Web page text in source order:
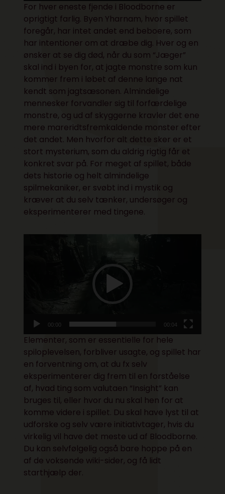
For hver eneste fjende i Bloodborne er
oprigtigt farlig. Byen Yharnam, hvor spillet
foregår, har intet andet end beboere, som
har intentioner om at dræbe dig. Hver og en
ønsker at se dig død, når du som “Jæger”
skal ind i byen for, at jagte monstre som kun
kommer frem i løbet af denne lange nat
kendt som jagtsæsonen. Almindelige
mennesker forvandler sig til forfærdelige
monstre, og ud af skyggerne kravler det ene
mere mareridtsfremkaldende monster efter
det andet. Men hvorfor alt dette sker er et
stort mysterium, som du aldrig rigtig får et
konkret svar på. For meget af spillet, både
dets historie og helt almindelige
spilmekaniker, er svøbt ind i mystik og
kræver at du selv tænker, undersøger og
eksperimenterer med tingene.
00:00 00:04
Elementer, som er essentielle for hele
spiloplevelsen, forbliver usagte, og spillet har
en forventning om, at du fx selv
eksperimenterer dig frem til en forståelse
af, hvad ting som valutaen “Insight” kan
bruges til, eller hvor du nu skal hen for at
komme videre i spillet. Du skal have lyst til at
udforske og selv være initiativtager, hvis du
virkelig vil have det meste ud af Bloodborne.
Du kan selvfølgelig også bare hoppe på en
af de voksende wiki-sider, og få lidt
starthjælp der.